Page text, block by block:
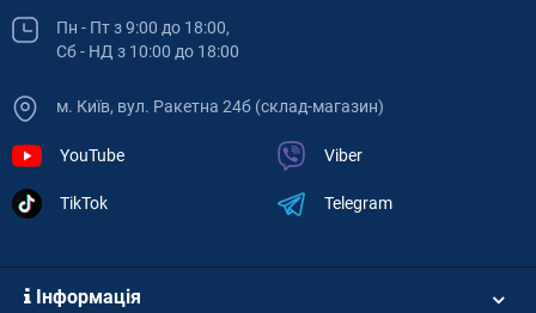
Пн - Пт з 9:00 до 18:00,
Сб - НД з 10:00 до 18:00
м. Київ, вул. Ракетна 24б (склад-магазин)
YouTube
TikTok
Viber
Telegram
Інформація